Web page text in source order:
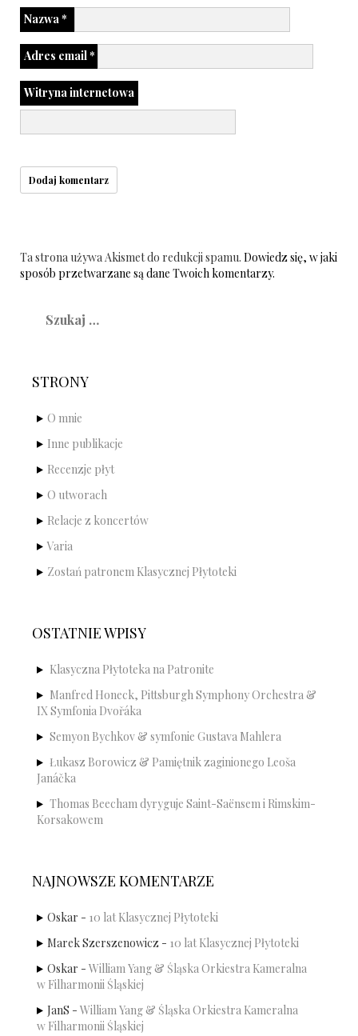
Nazwa *
Adres email*
Witryna internetowa
Ta strona używa Akismet do redukcji spamu. Dowiedz się, w jaki
sposób przetwarzane są dane Twoich komentarzy.
STRONY
O mnie
Inne publikacje
Recenzje płyt
O utworach
Relacje z koncertów
Varia
Zostań patronem Klasycznej Płytoteki
OSTATNIE WPISY
Klasyczna Płytoteka na Patronite
Manfred Honeck, Pittsburgh Symphony Orchestra &
IX Symfonia Dvořáka
Semyon Bychkov & symfonie Gustava Mahlera
Łukasz Borowicz & Pamiętnik zaginionego Leoša
Janáčka
Thomas Beecham dyryguje Saint-Saënsem i Rimskim-
Korsakowem
NAJNOWSZE KOMENTARZE
Oskar - 10 lat Klasycznej Płytoteki
Marek Szerszenowicz - 10 lat Klasycznej Płytoteki
Oskar - William Yang & Śląska Orkiestra Kameralna
w Filharmonii Śląskiej
JanS - William Yang & Śląska Orkiestra Kameralna
w Filharmonii Śląskiej